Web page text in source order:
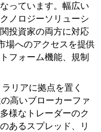
っています。幅広い
ノロジーソリューシ
投資家の両方に対応
場へのアクセスを提供
フォーム機能、規制
リアに拠点を置く
高いブローカーファ
様なトレーダーのク
あるスプレッド、リ